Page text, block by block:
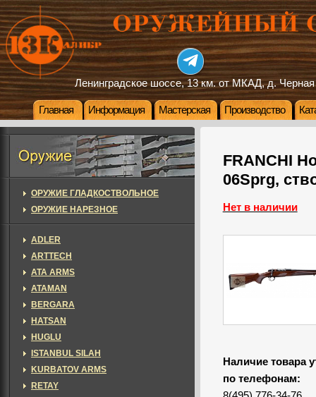
Ленинградское шоссе, 13 км. от МКАД, д. Черная
Главная Информация Мастерская Производство
FRANCHI
06Sprg,
Нет в наличии
Наличие товара
по телефонам:
ОРУЖИЕ ГЛАДКОСТВОЛЬНОЕ
ОРУЖИЕ НАРЕЗНОЕ
ADLER
ARTTECH
ATA ARMS
ATAMAN
BERGARA
HATSAN
HUGLU
ISTANBUL SILAH
KURBATOV ARMS
RETAY